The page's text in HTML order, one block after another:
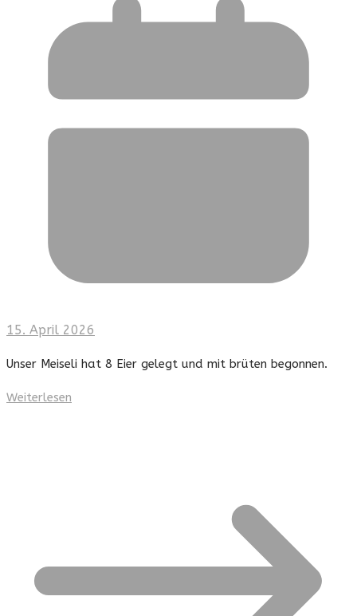
15. April 2026
Unser Meiseli hat 8 Eier gelegt und mit brüten begonnen.
Weiterlesen